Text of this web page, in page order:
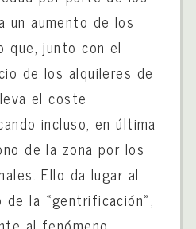
un aumento de los
que, junto con el
de los alquileres de
el coste
incluso, en última
de la zona por los
Ello da lugar al
la «gentrificación»,